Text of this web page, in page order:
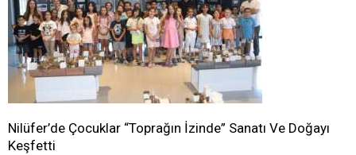
Nilüfer’de Çocuklar “Toprağın İzinde” Sanatı Ve Doğayı
Keşfetti